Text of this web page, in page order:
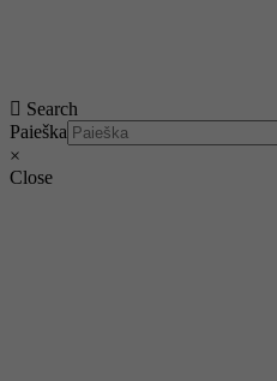
Search
Paieška
×
Close